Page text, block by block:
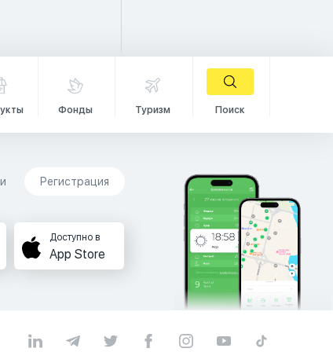
Фонды Туризм Поиск
Регистрация
Доступно в
App Store